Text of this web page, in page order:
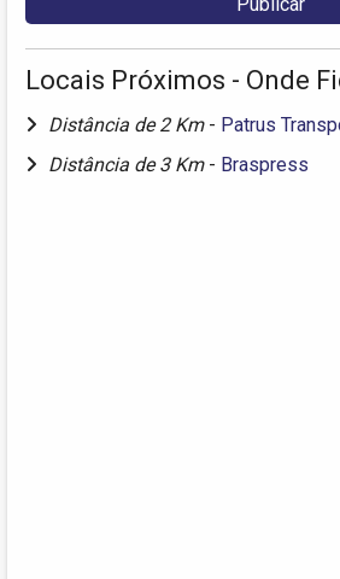
Locais Próximos - Onde
Distância de 2 Km - Patrus
Distância de 3 Km - Braspress